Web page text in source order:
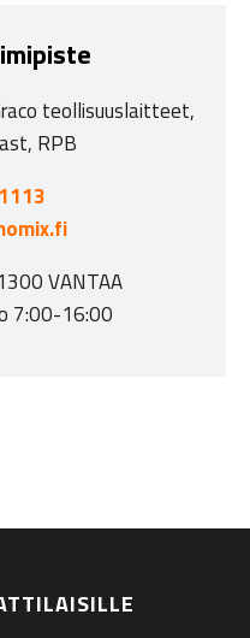
teollisuuslaitteet,
RPB
VANTAA
7:00-16:00